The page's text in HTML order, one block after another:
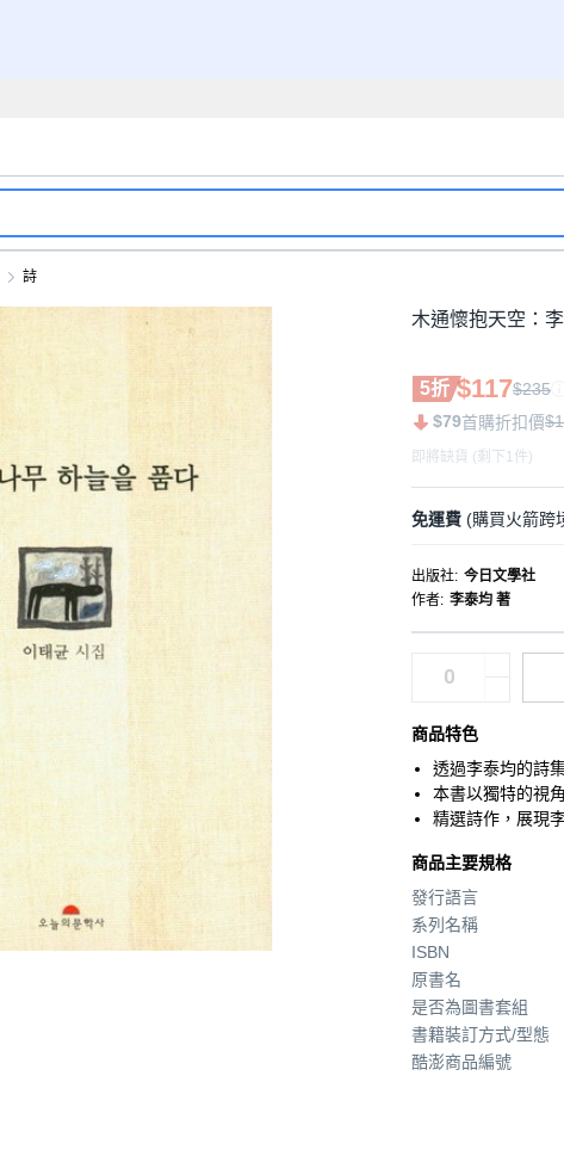
詩
木通懷抱天空：
5折 $117$235
$79首購折扣價
即將缺貨 (剩下1件)
免運費 (購買火箭跨
出版社: 今日文學社
作者: 李泰均 著
商品特色
透過李泰均的詩
本書以獨特的視
精選詩作，展現
商品主要規格
發行語言
系列名稱
ISBN
原書名
是否為圖書套組
書籍裝訂方式/型態
酷澎商品編號